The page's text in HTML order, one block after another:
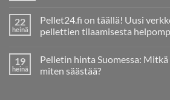
Pelletin
Tuotanto
ja
Suomessa
22
heinä
Pellet24.fi on täällä! Uusi
pellettien tilaamisesta
artikkeliin
Pellet24.fi
on
19
heinä
Pelletin hinta Suomessa:
miten säästää?